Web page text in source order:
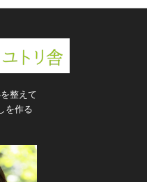
整えて
を作る